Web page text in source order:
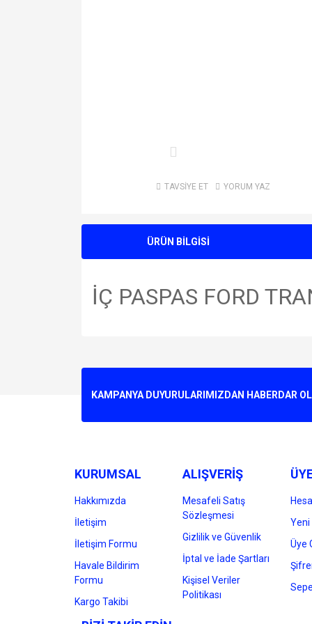
TAVSİYE ET YORUM YAZ
ÜRÜN BİLGİSİ
İÇ PASPAS FORD
Ürün resmi kalitesiz, bozuk veya
Bu ürüne benzer farklı alternatifler olmalı.
KAMPANYA DUYURULARIMIZDAN HABERDAR
KURUMSAL
Hakkımızda
İletişim
İletişim Formu
Havale Bildirim
Formu
Kargo Takibi
ALIŞVERİŞ
Mesafeli Satış
Sözleşmesi
Gizlilik ve Güvenlik
İptal ve İade Şartları
Kişisel Veriler
Politikası
Yeni
Üye